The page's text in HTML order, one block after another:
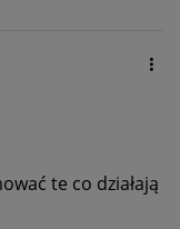
te co działają